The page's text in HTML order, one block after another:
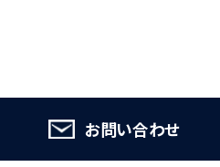
お問い合わせ